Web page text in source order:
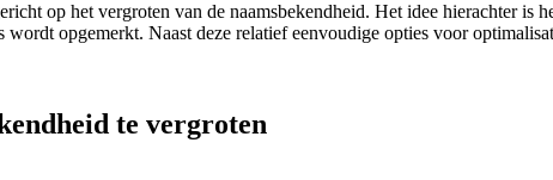
op het vergroten van de naamsbekendheid. Het idee hierachter
opgemerkt. Naast deze relatief eenvoudige opties voor
te vergroten